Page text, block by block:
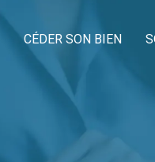
CÉDER SON BIEN